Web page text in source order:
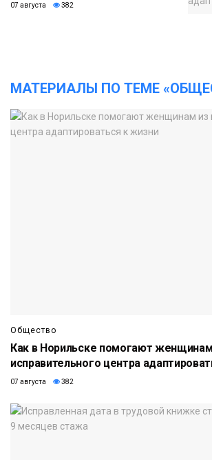
07 августа 382
МАТЕРИАЛЫ ПО ТЕМЕ
Общество
Как в Норильске помогают
исправительного центра
07 августа 382